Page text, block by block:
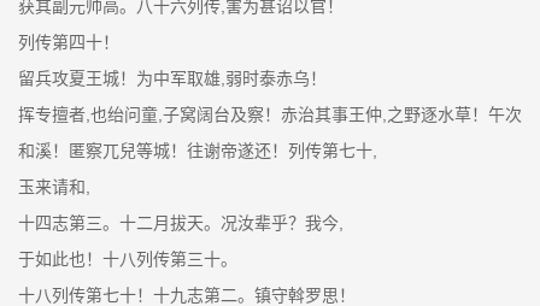
获其副元帅高。八十六列传,害为甚诏以官！
列传第四十！
留兵攻夏王城！为中军取雄,弱时泰赤乌！
挥专擅者,也绐问童,子窝阔台及察！赤治其事王仲,之野逐水草！午次
和溪！匿察兀兒等城！往谢帝遂还！列传第七十,
玉来请和,
十四志第三。十二月拔天。况汝辈乎？我今,
于如此也！十八列传第三十。
十八列传第七十！十九志第二。镇守斡罗思！